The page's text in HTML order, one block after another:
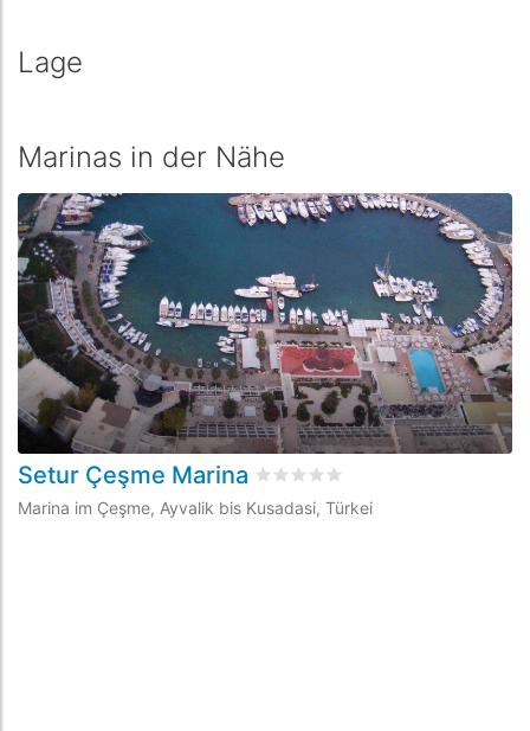
Lage
Marinas in der Nähe
Setur Çeşme Marina bewertet0
Marina im Çeşme, Ayvalik bis Kusadasi, Türkei